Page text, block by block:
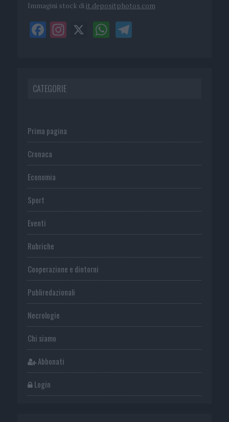
Immagini stock di it.depositphotos.com
CATEGORIE
Prima pagina
Cronaca
Economia
Sport
Eventi
Rubriche
Cooperazione e dintorni
Publiredazionali
Necrologie
Chi siamo
Abbonati
Login